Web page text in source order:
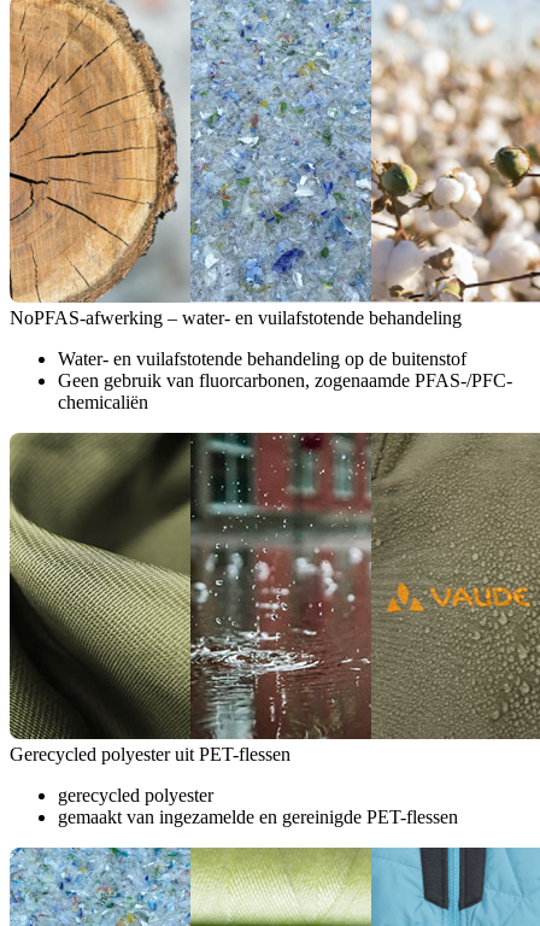
NoPFAS-afwerking – water- en vuilafstotende behandeling
Water- en vuilafstotende behandeling op de buitenstof
Geen gebruik van fluorcarbonen, zogenaamde PFAS-/PFC-
chemicaliën
Gerecycled polyester uit PET-flessen
gerecycled polyester
gemaakt van ingezamelde en gereinigde PET-flessen